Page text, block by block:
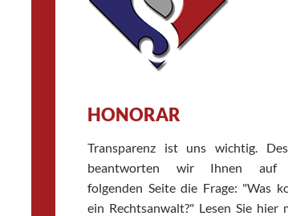
HONORAR
Transparenz ist uns wichtig.
beantworten wir Ihnen auf
folgenden Seite die Frage: "Was
ein Rechtsanwalt?" Lesen Sie hier